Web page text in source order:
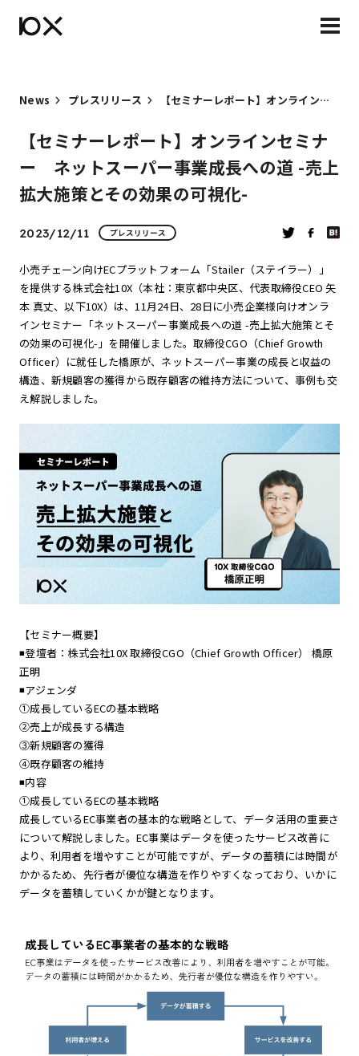
News プレスリリース 【セミナーレポート】オンラインセミナー ネットスーパー事業成長への道 -売上拡大施策とその効果の可視化-
【セミナーレポート】オンラインセミナ
ー ネットスーパー事業成長への道 -売上
拡大施策とその効果の可視化-
2023/12/11 プレスリリース
小売チェーン向けECプラットフォーム「Stailer（ステイラー）」
を提供する株式会社10X（本社：東京都中央区、代表取締役CEO 矢
本 真丈、以下10X）は、11月24日、28日に小売企業様向けオンラ
インセミナー「ネットスーパー事業成長への道 -売上拡大施策とそ
の効果の可視化-」を開催しました。取締役CGO（Chief Growth
Officer）に就任した橋原が、ネットスーパー事業の成長と収益の
構造、新規顧客の獲得から既存顧客の維持方法について、事例も交
え解説しました。
【セミナー概要】
◾️登壇者：株式会社10X 取締役CGO（Chief Growth Officer） 橋原
正明
◾️アジェンダ
①成長しているECの基本戦略
②売上が成長する構造
③新規顧客の獲得
④既存顧客の維持
◾️内容
①成長しているECの基本戦略
成長しているEC事業者の基本的な戦略として、データ活用の重要さ
について解説しました。EC事業はデータを使ったサービス改善に
より、利用者を増やすことが可能ですが、データの蓄積には時間が
かかるため、先行者が優位な構造を作りやすくなっており、いかに
データを蓄積していくかが鍵となります。